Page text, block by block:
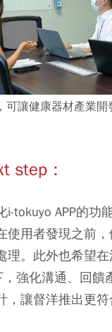
可讓健康器材產業開
step：
i-tokuyo APP的功
使用者發現之前
理。此外也希望
，強化溝通、回饋
，讓督洋推出更